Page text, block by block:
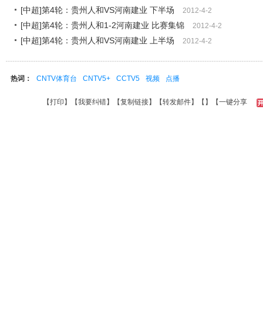
[中超]第4轮：贵州人和VS河南建业 下半场 2012-4-2
[中超]第4轮：贵州人和1-2河南建业 比赛集锦 2012-4-2
[中超]第4轮：贵州人和VS河南建业 上半场 2012-4-2
热词： CNTV体育台 CNTV5+ CCTV5 视频 点播
【打印 】【我要纠错】【复制链接】【转发邮件】【 】 【一键分享